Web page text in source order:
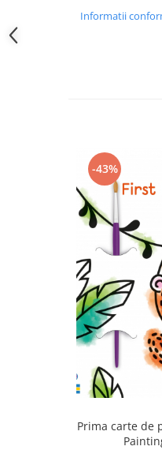
Informatii
-43%
Prima carte de